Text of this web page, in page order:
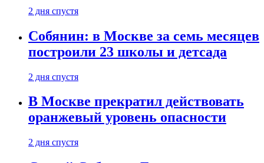
2 дня спустя
Собянин: в Москве за семь месяцев
построили 23 школы и детсада
2 дня спустя
В Москве прекратил действовать
оранжевый уровень опасности
2 дня спустя